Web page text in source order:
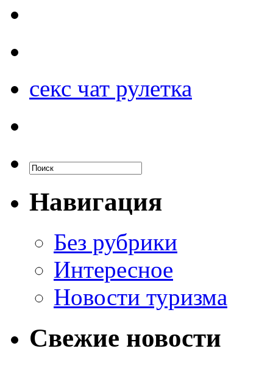
секс чат рулетка
Навигация
Без рубрики
Интересное
Новости туризма
Свежие новости